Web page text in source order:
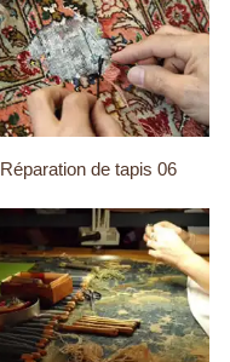
Réparation de tapis 06